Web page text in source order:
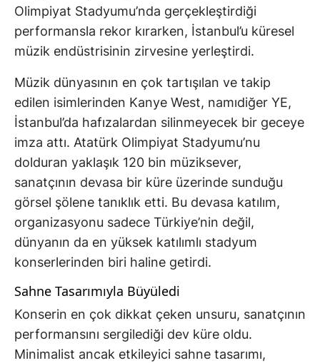
Olimpiyat Stadyumu’nda gerçekleştirdiği
performansla rekor kırarken, İstanbul’u küresel
müzik endüstrisinin zirvesine yerleştirdi.
Müzik dünyasının en çok tartışılan ve takip
edilen isimlerinden Kanye West, namıdiğer YE,
İstanbul’da hafızalardan silinmeyecek bir geceye
imza attı. Atatürk Olimpiyat Stadyumu’nu
dolduran yaklaşık 120 bin müziksever,
sanatçının devasa bir küre üzerinde sunduğu
görsel şölene tanıklık etti. Bu devasa katılım,
organizasyonu sadece Türkiye’nin değil,
dünyanın da en yüksek katılımlı stadyum
konserlerinden biri haline getirdi.
Sahne Tasarımıyla Büyüledi
Konserin en çok dikkat çeken unsuru, sanatçının
performansını sergilediği dev küre oldu.
Minimalist ancak etkileyici sahne tasarımı,